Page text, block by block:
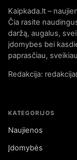
Kaipkada.lt –
Čia rasite
daržą, augalus,
įdomybes bei
paprasčiau,
Redakcija:
KATEGORIJOS
Naujienos
Įdomybės